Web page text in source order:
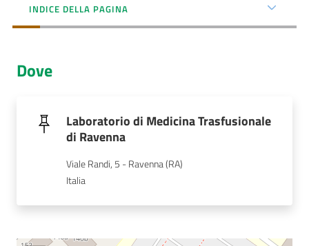
dei
Dedicato
Concorsi
INDICE DELLA PAGINA
Dove
Laboratorio di Medicina Trasfusionale
di Ravenna
Viale Randi, 5 - Ravenna (RA)
Italia